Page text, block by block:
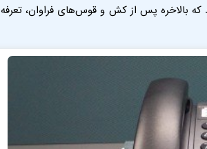
بالاخره پس از کش و قوس‌های فراوان، تعرفه